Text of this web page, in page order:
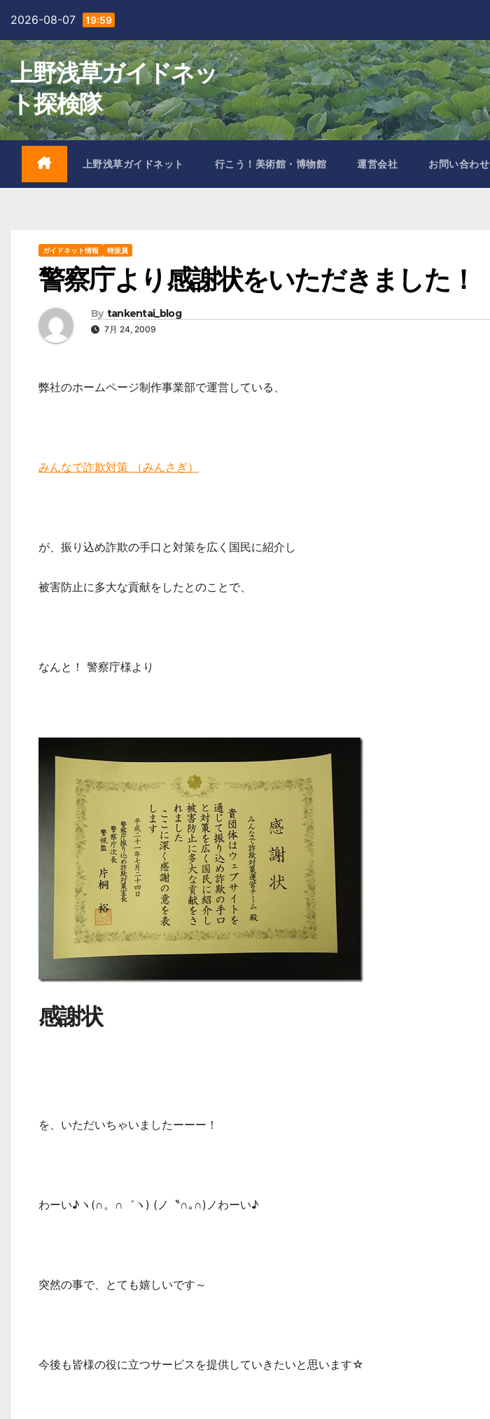
content
2026-08-07 19:59
上野浅草ガイドネッ
ト探検隊
上野浅草ガイドネット 行こう！美術館・博物館 運営会社 お問い合わせ
ガイドネット情報 特派員
警察庁より感謝状をいただきました！
By tankentai_blog
7月 24, 2009
弊社のホームページ制作事業部で運営している、
みんなで詐欺対策 （みんさぎ）
が、振り込め詐欺の手口と対策を広く国民に紹介し
被害防止に多大な貢献をしたとのことで、
なんと！ 警察庁様より
感謝状
を、いただいちゃいましたーーー！
わーい♪ヽ(∩。∩゛ヽ) (ノ〝∩｡∩)ノわーい♪
突然の事で、とても嬉しいです～
今後も皆様の役に立つサービスを提供していきたいと思います☆